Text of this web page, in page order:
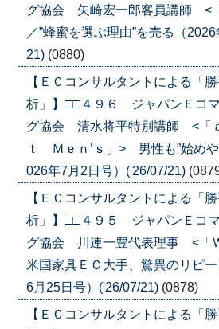
グ協会 矢崎宏一郎客員講師 <
／”蜂蜜を選ぶ理由”を売る（
21) (0880)
【ＥＣコンサルタントによる「
析」】□□４９６ ジャパンＥコ
グ協会 清水将平特別講師 <「
ｔ Ｍｅｎ’ｓ」> 男性も”始めや
026年7月2日号）('26/07/21)
【ＥＣコンサルタントによる「
析」】□□４９５ ジャパンＥコ
グ協会 川連一豊代表理事 <「
米国家具ＥＣ大手、驚異のリピ
6月25日号）('26/07/21) (0878)
【ＥＣコンサルタントによる「